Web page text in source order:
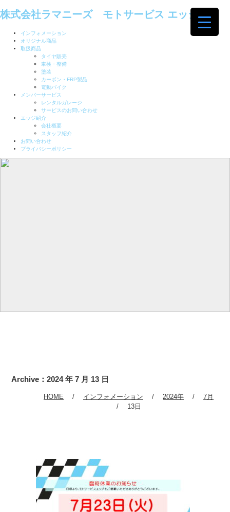
株式会社ラマニーズ モトサービス エッジ
インフォメーション
オリジナル商品
取扱商品
タイヤ販売
車検・整備
塗装
カーボン・FRP製品
電動バイク
メンバーサービス
レンタルガレージ
サービスのお問い合わせ
エッジ紹介
会社概要
スタッフ紹介
お問い合わせ
プライバシーポリシー
Archive：2024 年 7 月 13 日
HOME インフォメーション 2024年
7月
13日